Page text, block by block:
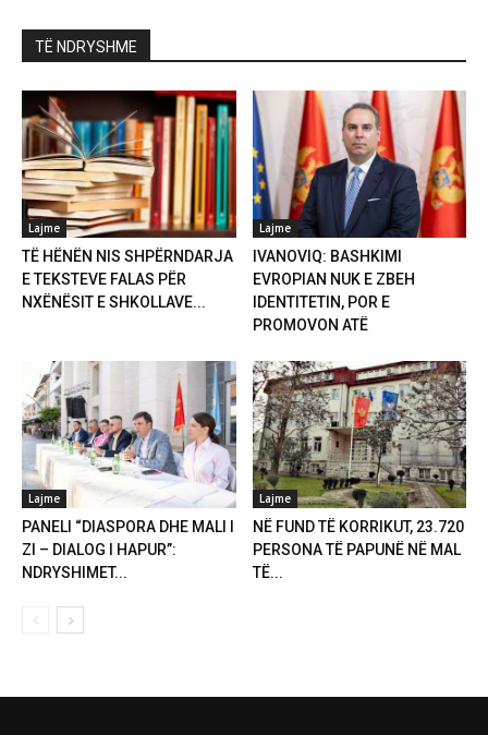
TË NDRYSHME
Lajme
TË HËNËN NIS SHPËRNDARJA
E TEKSTEVE FALAS PËR
NXËNËSIT E SHKOLLAVE...
Lajme
IVANOVIQ: BASHKIMI
EVROPIAN NUK E ZBEH
IDENTITETIN, POR E
PROMOVON ATË
Lajme
PANELI “DIASPORA DHE MALI I
ZI – DIALOG I HAPUR”:
NDRYSHIMET...
Lajme
NË FUND TË KORRIKUT, 23.720
PERSONA TË PAPUNË NË MAL
TË...